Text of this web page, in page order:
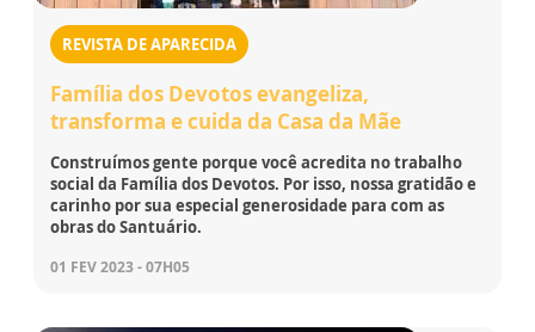
REVISTA DE APARECIDA
Família dos Devotos evangeliza,
transforma e cuida da Casa da Mãe
Construímos gente porque você acredita no trabalho
social da Família dos Devotos. Por isso, nossa gratidão e
carinho por sua especial generosidade para com as
obras do Santuário.
01 FEV 2023 - 07H05